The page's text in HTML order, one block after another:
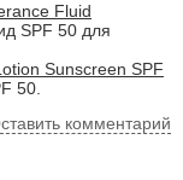
Fluid
SPF 50 для
Sunscreen SPF
50.
комментарий